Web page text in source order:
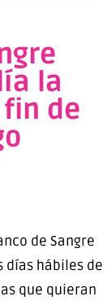
la
de
de Sangre
días hábiles de
que quieran